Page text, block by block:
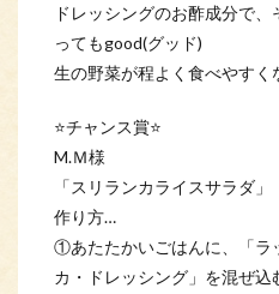
ドレッシングのお酢成分で
ってもgood(グッド)
生の野菜が程よく食べやすく
⭐チャンス賞⭐
M.Ｍ様
「スリランカライスサラダ」
作り方…
①あたたかいごはんに、「ラ
カ・ドレッシング」を混ぜ込